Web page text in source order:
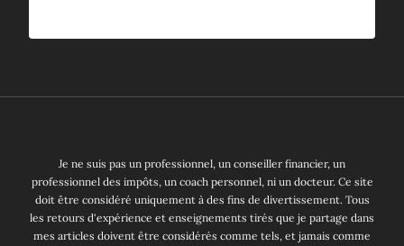
Je ne suis pas un professionnel, un conseiller financier, un
professionnel des impôts, un coach personnel, ni un docteur. Ce site
doit être considéré uniquement à des fins de divertissement. Tous
les retours d'expérience et enseignements tirés que je partage dans
mes articles doivent être considérés comme tels, et jamais comme